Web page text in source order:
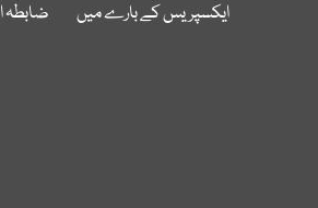
ایکسپریس کے بارے میں ضابطہ